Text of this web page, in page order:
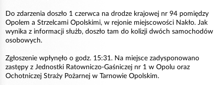
Do zdarzenia doszło 1 czerwca na drodze krajowej nr 94 pomiędzy
Opolem a Strzelcami Opolskimi, w rejonie miejscowości Nakło. Jak
wynika z informacji służb, doszło tam do kolizji dwóch samochodów
osobowych.
Zgłoszenie wpłynęło o godz. 15:31. Na miejsce zadysponowano
zastępy z Jednostki Ratowniczo-Gaśniczej nr 1 w Opolu oraz
Ochotniczej Straży Pożarnej w Tarnowie Opolskim.